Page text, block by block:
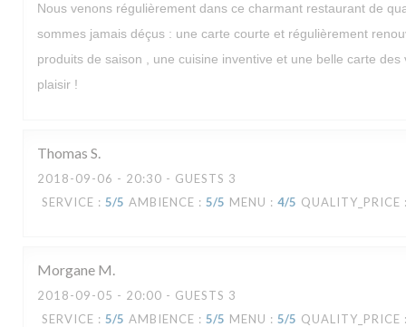
Nous venons régulièrement dans ce charmant restaurant de
sommes jamais déçus : une carte courte et régulièrement
produits de saison , une cuisine inventive et une belle carte des
plaisir !
Thomas S
2018-09-06 - 20:30 - GUESTS 3
SERVICE : 5/5 AMBIENCE : 5/5 MENU : 4/5 QUALITY_PRICE
Morgane M
2018-09-05 - 20:00 - GUESTS 3
SERVICE : 5/5 AMBIENCE : 5/5 MENU : 5/5 QUALITY_PRICE